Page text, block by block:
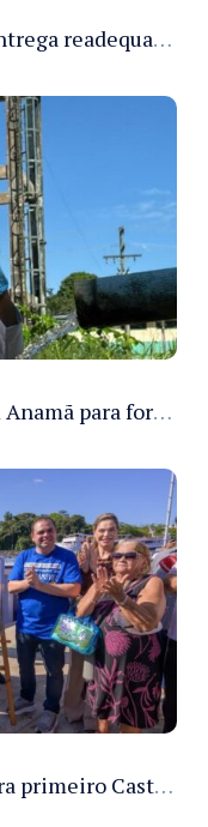
Governador Roberto Cidade entrega readequação do ambulatório da FCecon e amplia capacidade de atendimento oncológico em Manaus
Cosama inicia força-tarefa em Anamã para fortalecer abastecimento de água e segurança hídrica da população
Governo do Amazonas inaugura primeiro Castramóvel Fluvial para atendimento veterinário às comunidades ribeirinhas e castração gratuita